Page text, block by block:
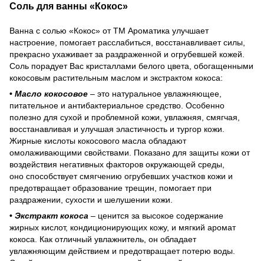
Соль для ванны «Кокос»
Ванна с солью «Кокос» от ТМ Ароматика улучшает
настроение, помогает расслабиться, восстанавливает силы,
прекрасно ухаживает за раздраженной и огрубевшей кожей.
Соль порадует Вас кристаллами белого цвета, обогащенными
кокосовым растительным маслом и экстрактом кокоса:
• Масло кокосовое – это натуральное увлажняющее,
питательное и антибактериальное средство. Особенно
полезно для сухой и проблемной кожи, увлажняя, смягчая,
восстанавливая и улучшая эластичность и тургор кожи.
Жирные кислоты кокосового масла обладают
омолаживающими свойствами. Показано для защиты кожи от
воздействия негативных факторов окружающей среды,
оно способствует смягчению огрубевших участков кожи и
предотвращает образование трещин, помогает при
раздражении, сухости и шелушении кожи.
• Экстракт кокоса – ценится за высокое содержание
жирных кислот, кондиционирующих кожу, и мягкий аромат
кокоса. Как отличный увлажнитель, он обладает
увлажняющим действием и предотвращает потерю воды.